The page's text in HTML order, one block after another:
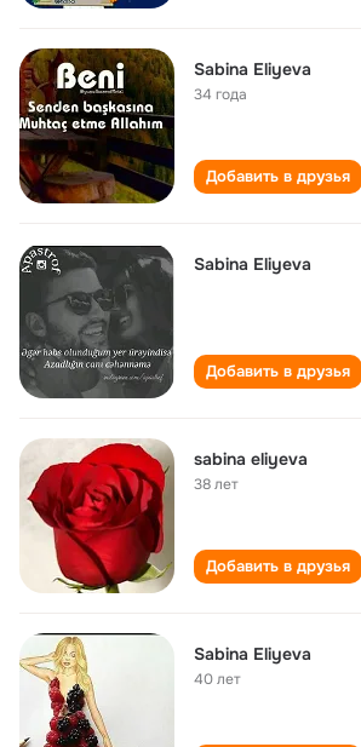
Sabina Eliyeva
34 года
Добавить в друзья
Sabina Eliyeva
Добавить в друзья
sabina eliyeva
38 лет
Добавить в друзья
Sabina Eliyeva
40 лет